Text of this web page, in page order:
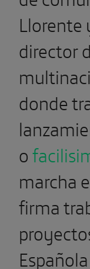
Llorente
director
donde
o
marcha
firma